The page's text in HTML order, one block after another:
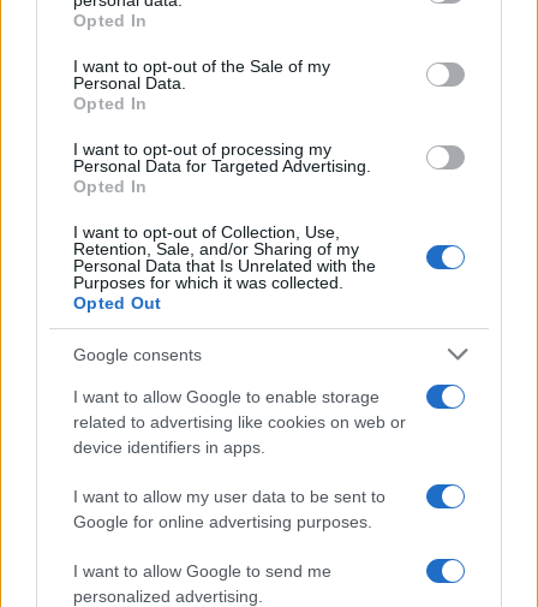
grant or deny consent to Google and its third-party tags to
use your data for below specified purposes in below Google
consent section.
Opted In
I want to opt-out of the Sale of my
Personal Data.
Opted In
I want to opt-out of processing my
Personal Data for Targeted Advertising.
Opted In
I want to opt-out of Collection, Use,
Retention, Sale, and/or Sharing of my
Personal Data that Is Unrelated with the
Purposes for which it was collected.
Opted Out
Google consents
I want to allow Google to enable storage
related to advertising like cookies on web or
device identifiers in apps.
I want to allow my user data to be sent to
Google for online advertising purposes.
I want to allow Google to send me
personalized advertising.
μπαταριών για τα υβριδικά
ευρωπαϊκή
αυτοκινητοβιομηχανία
Νέο Audi A2 e-tron με στόχο την κορυφή της
αποδοτικότητας
Άνετη νίκη της Ελλάδας
στην πρεμιέρα, 78-36 την
καταστρέφεις» (vid)